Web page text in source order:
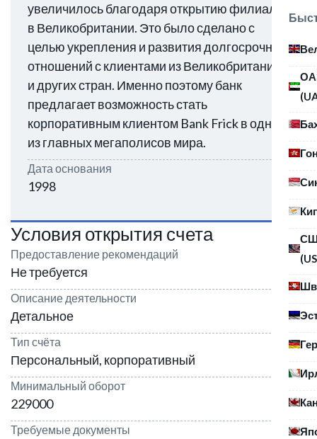
увеличилось благодаря открытию филиала
в Великобритании. Это было сделано с
целью укрепления и развития долгосрочных
отношений с клиентами из Великобритании
и других стран. Именно поэтому банк
предлагает возможность стать
корпоративным клиентом Bank Frick в одном
из главных мегаполисов мира.
Дата основания
1998
Условия открытия счета
Предоставление рекомендаций
Не требуется
Описание деятельности
Детальное
Тип счёта
Персональный, корпоративный
Минимальный оборот
229000
Требуемые документы